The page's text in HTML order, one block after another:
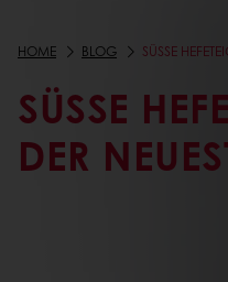
HOME BLOG SÜSSE
SÜSSE
ER